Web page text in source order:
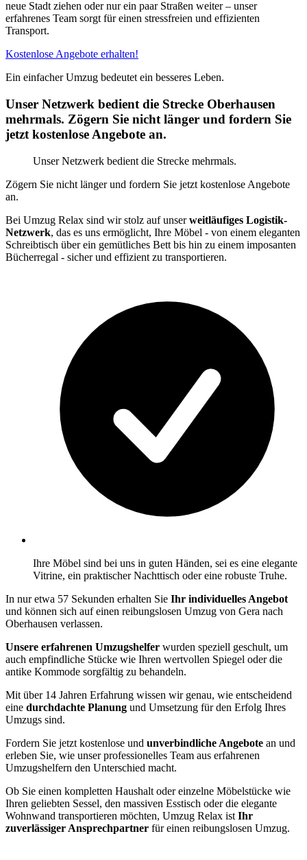
neue Stadt ziehen oder nur ein paar Straßen weiter – unser
erfahrenes Team sorgt für einen stressfreien und effizienten
Transport.
Kostenlose Angebote erhalten!
Ein einfacher Umzug bedeutet ein besseres Leben.
Unser Netzwerk bedient die Strecke Oberhausen
mehrmals. Zögern Sie nicht länger und fordern Sie
jetzt kostenlose Angebote an.
Unser Netzwerk bedient die Strecke mehrmals.
Zögern Sie nicht länger und fordern Sie jetzt kostenlose Angebote
an.
Bei Umzug Relax sind wir stolz auf unserweitläufiges Logistik-
Netzwerk, das es uns ermöglicht, Ihre Möbel - von einem eleganten
Schreibtisch über ein gemütliches Bett bis hin zu einem imposanten
Bücherregal - sicher und effizient zu transportieren.
Ihre Möbel sind bei uns in guten Händen, sei es eine elegante
Vitrine, ein praktischer Nachttisch oder eine robuste Truhe.
In nur etwa 57 Sekunden erhalten Sie Ihr individuelles Angebot
und können sich auf einen reibungslosen Umzug von Gera nach
Oberhausen verlassen.
Unsere erfahrenen Umzugshelfer wurden speziell geschult, um
auch empfindliche Stücke wie Ihren wertvollen Spiegel oder die
antike Kommode sorgfältig zu behandeln.
Mit über 14 Jahren Erfahrung wissen wir genau, wie entscheidend
eine durchdachte Planung und Umsetzung für den Erfolg Ihres
Umzugs sind.
Fordern Sie jetzt kostenlose und unverbindliche Angebote an und
erleben Sie, wie unser professionelles Team aus erfahrenen
Umzugshelfern den Unterschied macht.
Ob Sie einen kompletten Haushalt oder einzelne Möbelstücke wie
Ihren geliebten Sessel, den massiven Esstisch oder die elegante
Wohnwand transportieren möchten, Umzug Relax ist Ihr
zuverlässiger Ansprechpartner für einen reibungslosen Umzug.